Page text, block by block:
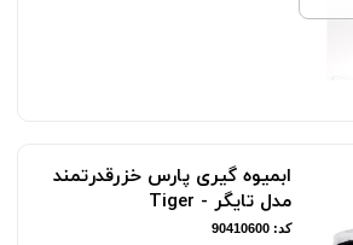
ابمیوه گیری پارس خزرقدرتمند
مدل تایگر - Tiger
کد: 90410600